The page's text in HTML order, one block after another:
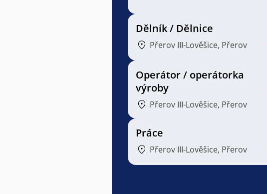
Dělník / Dělnice
Přerov III-Lověšice, Přerov
Operátor / operátorka
výroby
Přerov III-Lověšice, Přerov
Práce
Přerov III-Lověšice, Přerov